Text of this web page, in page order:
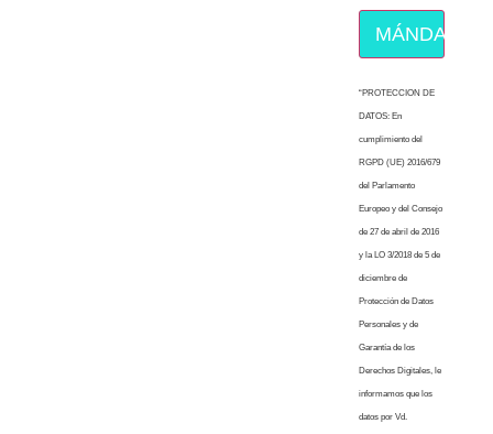
MÁNDAME
“PROTECCION DE
DATOS: En
cumplimiento del
RGPD (UE) 2016/679
del Parlamento
Europeo y del Consejo
de 27 de abril de 2016
y la LO 3/2018 de 5 de
diciembre de
Protección de Datos
Personales y de
Garantía de los
Derechos Digitales, le
informamos que los
datos por Vd.